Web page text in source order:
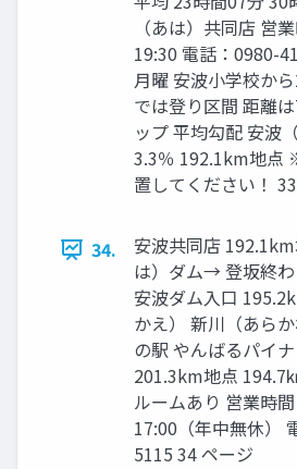
（あは）共同店 営
19:30 電話：0980-
月曜 安波小学校か
では登り区間 距離
ップ 平均勾配 安波
3.3％ 192.1km地点
置してください！
34.
安波共同店
は）ダム→ 登坂終
安波ダム入口
かえ） 新川（あら
の駅 やんばるパイ
201.3km地点 194.7
ルームあり 営業時
17:00（年中無休）
5115 34 ページ